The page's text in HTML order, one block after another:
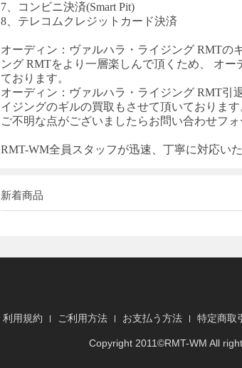
7、コンビニ決済(Smart Pit)
8、テレコムクレジットカード決済
オーディン：ヴァルハラ・ライジング RMTの
ング RMTをより一層楽しんで頂くため、 オー
ております。
オーディン：ヴァルハラ・ライジング RMT引
イジングのギルの買取もさせて頂いております
ご不明な点がございましたらお問い合わせフォ
RMT-WM全員スタッフが迅速、丁寧に対応い
新着商品
利用規約 ご利用方法 お支払う方法 特定商取
Copyright 2011©RMT-WM All